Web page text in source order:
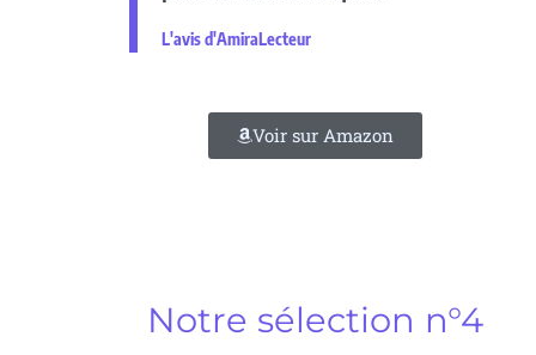
L'avis d'AmiraLecteur
Voir sur Amazon
Notre sélection n°4